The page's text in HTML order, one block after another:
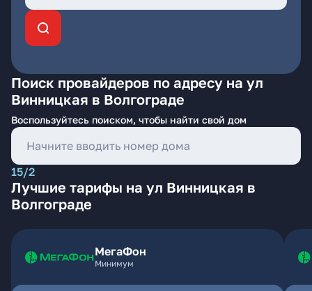
Поиск провайдеров по адресу на ул
Винницкая в Волгограде
Воспользуйтесь поиском, чтобы найти свой дом
15/2
Лучшие тарифы на ул Винницкая в
Волгограде
МегаФон
Минимум